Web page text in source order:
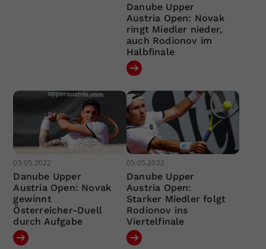
Danube Upper
Austria Open: Novak
ringt Miedler nieder,
auch Rodionov im
Halbfinale
05.05.2022
Danube Upper
Austria Open: Novak
gewinnt
Österreicher-Duell
durch Aufgabe
05.05.2022
Danube Upper
Austria Open:
Starker Miedler folgt
Rodionov ins
Viertelfinale